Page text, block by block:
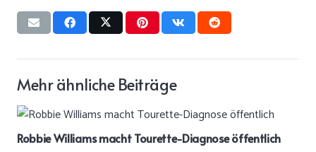
Mehr ähnliche Beiträge
Robbie Williams macht Tourette-Diagnose öffentlich